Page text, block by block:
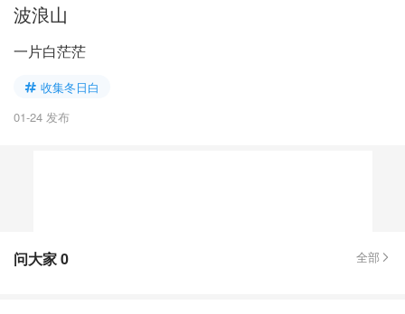
波浪山
一片白茫茫
收集冬日白
01-24 发布
问大家0 全部